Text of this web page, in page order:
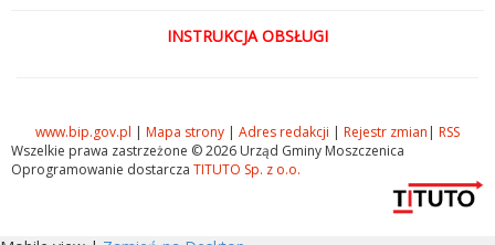
INSTRUKCJA OBSŁUGI
www.bip.gov.pl | Mapa strony | Adres redakcji | Rejestr zmian | RSS
Wszelkie prawa zastrzeżone © 2026 Urząd Gminy Moszczenica
Oprogramowanie dostarcza TITUTO Sp. z o.o.